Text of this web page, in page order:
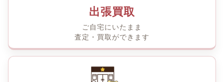
出張買取
ご自宅にいたまま
査定・買取ができます